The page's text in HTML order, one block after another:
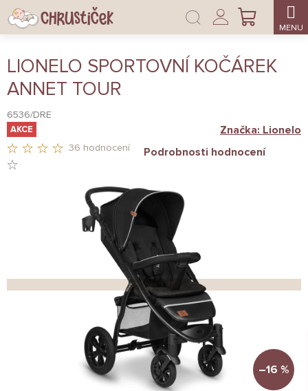
Přejít
na
obsah
NÁKUPNÍ
Přihlášení
LIONELO SPORTOVNÍ KOČÁREK
ANNET TOUR
6536/DRE
AKCE
HVĚZDIČEK.
36 hodnocení Podrobnosti hodnocení
Značka: Lionelo
–16 %